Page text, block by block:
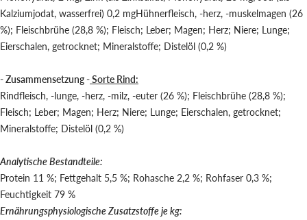
Kalziumjodat, wasserfrei) 0,2 mgHühnerfleisch, -herz, -muskelmagen (26
%); Fleischbrühe (28,8 %); Fleisch; Leber; Magen; Herz; Niere; Lunge;
Eierschalen, getrocknet; Mineralstoffe; Distelöl (0,2 %)
- Zusammensetzung -Sorte Rind:
Rindfleisch, -lunge, -herz, -milz, -euter (26 %); Fleischbrühe (28,8 %);
Fleisch; Leber; Magen; Herz; Niere; Lunge; Eierschalen, getrocknet;
Mineralstoffe; Distelöl (0,2 %)
Analytische Bestandteile:
Protein 11 %; Fettgehalt 5,5 %; Rohasche 2,2 %; Rohfaser 0,3 %;
Feuchtigkeit 79 %
Ernährungsphysiologische Zusatzstoffe je kg: